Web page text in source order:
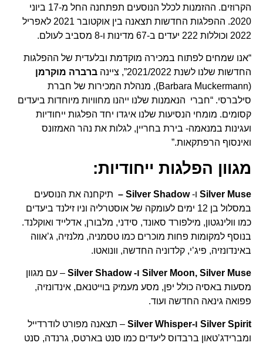
הקרוזים. ההזמנות לכלל הנוסעים תפתחנה החל מ-17 ביוני
2020. ההפלגות החדשות תצאנה בין אוקטובר 2021 לאפריל
2022 וכוללות 222 יעדים ב-67 מדינות ו-8 מסביב לעולם.
“אנו שמחים לפתוח במכירה מוקדמת ובלעדית של ההפלגות
החדשות שלנו לשנת 2021/2022”, ציינה
ברברה מוקרמן
(Barbara Muckermann), מנהלת המכירות של חברת
סילברסי. “חברי הנאמנות שלנו ייהנו מחוויות מיוחדות ביעדים
קסומים. מומחי הנסיעות שלנו איגדו יחד הפלגות ייחודיות
ועגינות במנאמה- בירת בחריין, לגלות את נהר האמזונס
ואינסוף הרפתקאות.”
מגוון הפלגות ייחודיות:
Silver Museו-Silver Shadow –
תיקחנה את הנוסעים
במסלול בן 12 ימים לעומקה של אוסטרליה וניו זילנד ביעדים
כמו וולינגטון, מילפורד סאונד, סידני, מלבורן, אדלייד ואוקלנד.
בנוסף למקומות פחות מוכרים כמו טסמניה, מלנזיה, ג’אווה
באינדונזיה, פיג’י, קלדוניה החדשה, וונואטו.
Silver Moon, Silver Muse ו- Silver Shadow
– עם מגוון
מסעות באסיה כולל יפן, מסע מעמיק בוייטנאם, אינדונזיה,
פפואה גינאה החדשה ועוד.
Silver Spirit ו-Silver Whisper
– תצאנה מפורט לודרדייל
ומברידג’טאון ברבדוס ליעדים כמו סנט בארטס, גרנדה, סנט